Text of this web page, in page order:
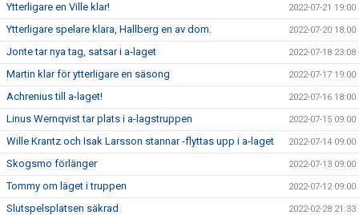
Ytterligare en Ville klar! 2022-07-21 19:00
Ytterligare spelare klara, Hallberg en av dom. 2022-07-20 18:00
Jonte tar nya tag, satsar i a-laget 2022-07-18 23:08
Martin klar för ytterligare en säsong 2022-07-17 19:00
Achrenius till a-laget! 2022-07-16 18:00
Linus Wernqvist tar plats i a-lagstruppen 2022-07-15 09:00
Wille Krantz och Isak Larsson stannar -flyttas upp i a-laget 2022-07-14 09:00
Skogsmo förlänger 2022-07-13 09:00
Tommy om läget i truppen 2022-07-12 09:00
Slutspelsplatsen säkrad 2022-02-28 21:33